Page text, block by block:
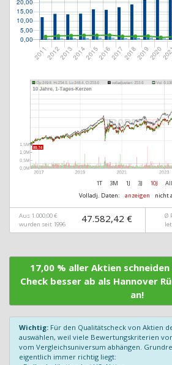
1T 3M 1J 3J 10J
Volladj. Daten:
anzeigen nicht
Aus 1.000,00 €
wurden seit 1996
47.582,42 €
Ø
17,00 % aller Aktien
Check besser ab als Hannover
an!
Wichtig: Für den Qualitätscheck von Aktien
auswählen, weil viele Bewertungskriterien
vom Vergleichsuniversum abhängen.
eigentlich immer richtig liegt: